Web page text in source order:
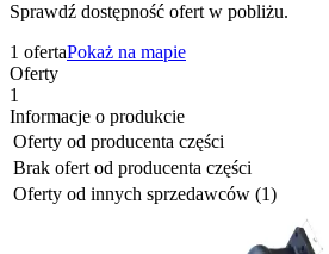
Sprawdź dostępność ofert w pobliżu.
1 ofertaPokaż na mapie
Oferty
1
Informacje o produkcie
Oferty od producenta części
Brak ofert od producenta części
Oferty od innych sprzedawców (1)